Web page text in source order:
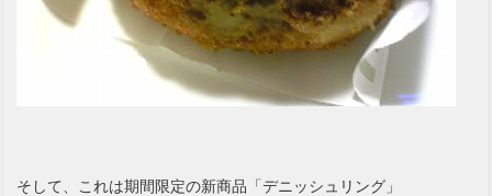
そして、これは期間限定の新商品「デニッシュリング」